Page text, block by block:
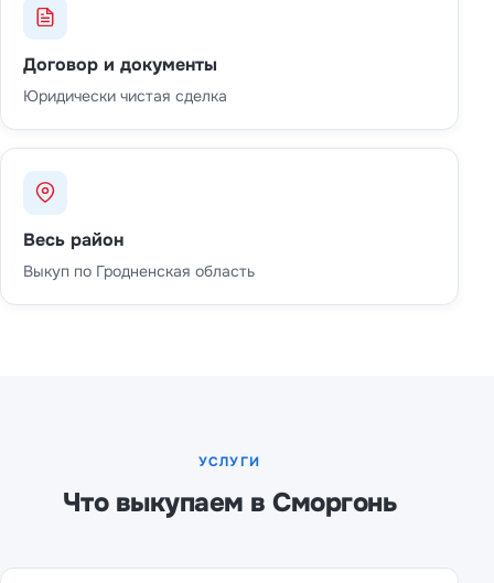
Договор и документы
Юридически чистая сделка
Весь район
Выкуп по Гродненская область
УСЛУГИ
Что выкупаем в Сморгонь